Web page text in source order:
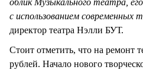
облик Музыкального театра,
с использованием современных
директор театра Нэлли БУТ.
Стоит отметить, что на ремонт
рублей. Начало нового